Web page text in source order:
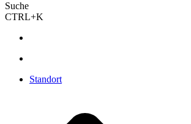
Suche
CTRL+K
Standort